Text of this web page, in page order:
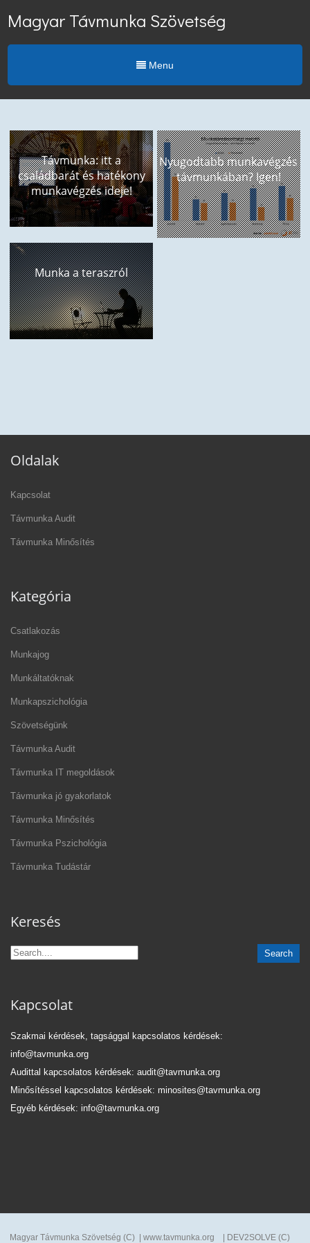
Magyar Távmunka Szövetség
Menu
Távmunka: itt a
családbarát és hatékony
munkavégzés ideje!
Nyugodtabb munkavégzés
távmunkában? Igen!
Munka a teraszról
Oldalak
Kapcsolat
Távmunka Audit
Távmunka Minősítés
Kategória
Csatlakozás
Munkajog
Munkáltatóknak
Munkapszichológia
Szövetségünk
Távmunka Audit
Távmunka IT megoldások
Távmunka jó gyakorlatok
Távmunka Minősítés
Távmunka Pszichológia
Távmunka Tudástár
Keresés
Kapcsolat
Szakmai kérdések, tagsággal kapcsolatos kérdések:
info@tavmunka.org
Audittal kapcsolatos kérdések: audit@tavmunka.org
Minősítéssel kapcsolatos kérdések: minosites@tavmunka.org
Egyéb kérdések: info@tavmunka.org
Magyar Távmunka Szövetség (C) | www.tavmunka.org | DEV2SOLVE (C)